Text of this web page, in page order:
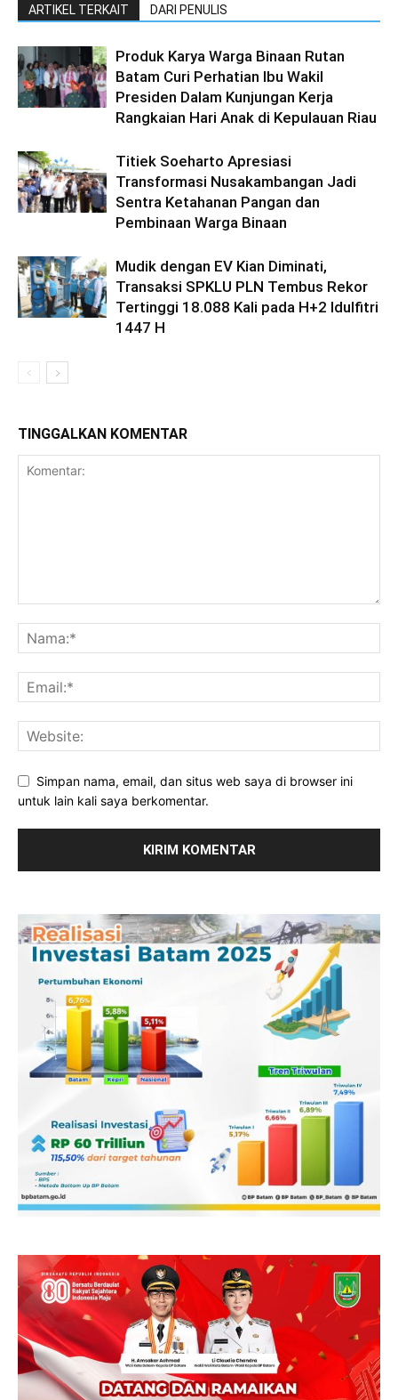
ARTIKEL TERKAIT DARI PENULIS
Produk Karya Warga Binaan Rutan
Batam Curi Perhatian Ibu Wakil
Presiden Dalam Kunjungan Kerja
Rangkaian Hari Anak di Kepulauan Riau
Titiek Soeharto Apresiasi
Transformasi Nusakambangan Jadi
Sentra Ketahanan Pangan dan
Pembinaan Warga Binaan
Mudik dengan EV Kian Diminati,
Transaksi SPKLU PLN Tembus Rekor
Tertinggi 18.088 Kali pada H+2 Idulfitri
1447 H
TINGGALKAN KOMENTAR
Simpan nama, email, dan situs web saya di browser ini
untuk lain kali saya berkomentar.